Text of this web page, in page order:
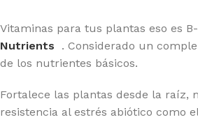
Vitaminas para tus plantas eso es
Nutrients
. Considerado un
de los nutrientes básicos.
Fortalece las plantas desde la raíz,
resistencia al estrés abiótico como